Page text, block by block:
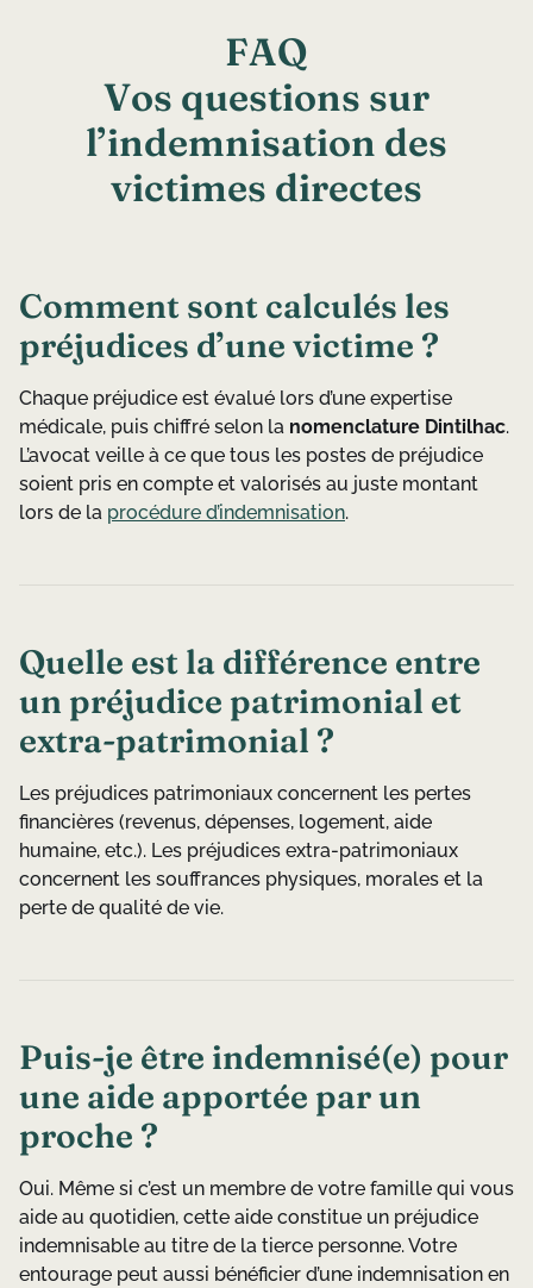
FAQ
Vos questions sur
l’indemnisation des
victimes directes
Comment sont calculés les
préjudices d’une victime ?
Chaque préjudice est évalué lors d’une expertise
médicale, puis chiffré selon la nomenclature Dintilhac.
L’avocat veille à ce que tous les postes de préjudice
soient pris en compte et valorisés au juste montant
lors de la procédure d’indemnisation.
Quelle est la différence entre
un préjudice patrimonial et
extra-patrimonial ?
Les préjudices patrimoniaux concernent les pertes
financières (revenus, dépenses, logement, aide
humaine, etc.). Les préjudices extra-patrimoniaux
concernent les souffrances physiques, morales et la
perte de qualité de vie.
Puis-je être indemnisé(e) pour
une aide apportée par un
proche ?
Oui. Même si c’est un membre de votre famille qui vous
aide au quotidien, cette aide constitue un préjudice
indemnisable au titre de la tierce personne. Votre
entourage peut aussi bénéficier d’une indemnisation en